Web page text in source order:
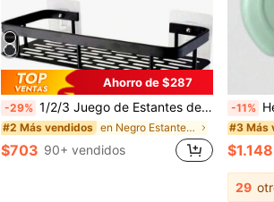
Ahorro de $287
-29% 1/2/3 Juego de Estantes de Ducha Montados en la Pared [Ahorro de Espacio | No se Requiere Perforación] | Instalación sin Perforación, Ahorro de Espacio, Fácil de Instalar | Estante Colgante para el Baño y la Cocina para Artículos de Tocador, Cosméticos y Artículos de Primera Necesidad
#2 Más vendidos en Negro Estantes y estanterías de almacenamiento
$703 90+ vendidos
-11%
#3 Más
$1.148
29